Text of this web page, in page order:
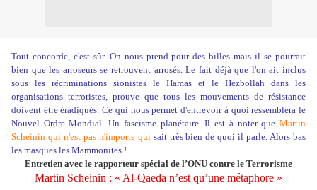
Tout concorde, c'est sûr. On nous prend pour des billes mais il se pourrait
bien que les arroseurs se retrouvent arrosés. Le fait déjà que l'on ait inclus
sous les récriminations sionistes le Hamas et le Hezbollah dans les
organisations terroristes, prouve que tous les mouvements de résistance
doivent être éradiqués. Ce qui nous permet d'entrevoir à quoi ressemblera le
Nouvel Ordre Mondial. Un fascisme planétaire. Il est à noter que Martin
Scheinin qui n'est pas n'importe quisait très bien de quoi il parle. Alors bas
les masques les Mammonites !
Entretien avec le rapporteur spécial de l’ONU contre le Terrorisme
Martin Scheinin : « Al-Qaeda n’est qu’une métaphore »